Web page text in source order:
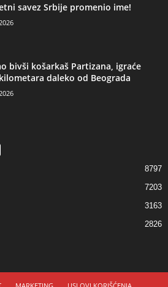
savez Srbije promenio ime!
bivši košarkaš Partizana, igraće
daleko od Beograda
8797
7203
3163
2826